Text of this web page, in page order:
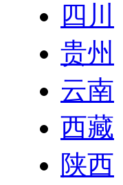
四川
贵州
云南
西藏
陕西